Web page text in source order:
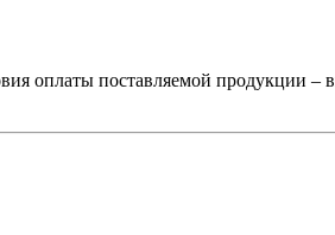
оплаты поставляемой продукции